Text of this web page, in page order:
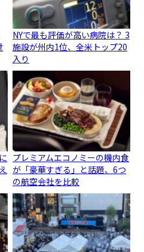
NYで最も評価が高い病院は？ 3
施設が州内1位、全米トップ20
入り
プレミアムエコノミーの機内食
が「豪華すぎる」と話題、6つ
の航空会社を比較